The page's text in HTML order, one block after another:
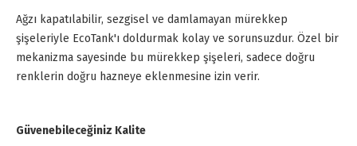
Ağzı kapatılabilir, sezgisel ve damlamayan mürekkep
şişeleriyle EcoTank'ı doldurmak kolay ve sorunsuzdur. Özel bir
mekanizma sayesinde bu mürekkep şişeleri, sadece doğru
renklerin doğru hazneye eklenmesine izin verir.
Güvenebileceğiniz Kalite